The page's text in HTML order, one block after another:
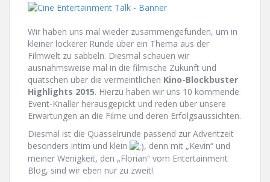
Wir haben uns mal wieder zusammengefunden, um in
kleiner lockerer Runde über ein Thema aus der
Filmwelt zu sabbeln. Diesmal schauen wir
ausnahmsweise mal in die filmische Zukunft und
quatschen über die vermeintlichen Kino-Blockbuster
Highlights 2015. Hierzu haben wir uns 10 kommende
Event-Knaller herausgepickt und reden über unsere
Erwartungen an die Filme und deren Erfolgsaussichten.
Diesmal ist die Quasselrunde passend zur Adventzeit
besonders intim und klein
, denn mit „Kevin“ und
meiner Wenigkeit, den „Florian“ vom Entertainment
Blog, sind wir eben nur zu zweit!.